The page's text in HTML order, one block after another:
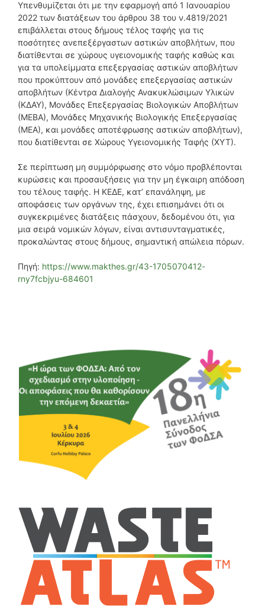
Υπενθυμίζεται ότι με την εφαρμογή από 1 Ιανουαρίου
2022 των διατάξεων του άρθρου 38 του ν.4819/2021
επιβάλλεται στους δήμους τέλος ταφής για τις
ποσότητες ανεπεξέργαστων αστικών αποβλήτων, που
διατίθενται σε χώρους υγειονομικής ταφής καθώς και
για τα υπολείμματα επεξεργασίας αστικών αποβλήτων
που προκύπτουν από μονάδες επεξεργασίας αστικών
αποβλήτων (Κέντρα Διαλογής Ανακυκλώσιμων Υλικών
(ΚΔΑΥ), Μονάδες Επεξεργασίας Βιολογικών Αποβλήτων
(ΜΕΒΑ), Μονάδες Μηχανικής Βιολογικής Επεξεργασίας
(ΜΕΑ), και μονάδες αποτέφρωσης αστικών αποβλήτων),
που διατίθενται σε Χώρους Υγειονομικής Ταφής (ΧΥΤ).
Σε περίπτωση μη συμμόρφωσης στο νόμο προβλέπονται
κυρώσεις και προσαυξήσεις για την μη έγκαιρη απόδοση
του τέλους ταφής. Η ΚΕΔΕ, κατ’ επανάληψη, με
αποφάσεις των οργάνων της, έχει επισημάνει ότι οι
συγκεκριμένες διατάξεις πάσχουν, δεδομένου ότι, για
μια σειρά νομικών λόγων, είναι αντισυνταγματικές,
προκαλώντας στους δήμους, σημαντική απώλεια πόρων.
Πηγή: https://www.makthes.gr/43-1705070412-
rny7fcbjyu-684601